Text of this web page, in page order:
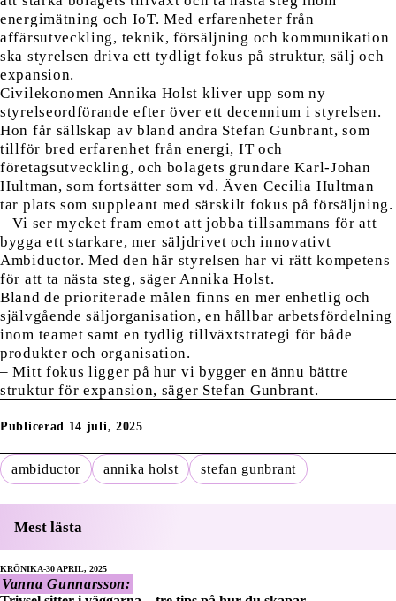
energimätning och IoT. Med erfarenheter från
affärsutveckling, teknik, försäljning och kommunikation
ska styrelsen driva ett tydligt fokus på struktur, sälj och
expansion.
Civilekonomen Annika Holst kliver upp som ny
styrelseordförande efter över ett decennium i styrelsen.
Hon får sällskap av bland andra Stefan Gunbrant, som
tillför bred erfarenhet från energi, IT och
företagsutveckling, och bolagets grundare Karl-Johan
Hultman, som fortsätter som vd. Även Cecilia Hultman
tar plats som suppleant med särskilt fokus på försäljning.
– Vi ser mycket fram emot att jobba tillsammans för att
bygga ett starkare, mer säljdrivet och innovativt
Ambiductor. Med den här styrelsen har vi rätt kompetens
för att ta nästa steg, säger Annika Holst.
Bland de prioriterade målen finns en mer enhetlig och
självgående säljorganisation, en hållbar arbetsfördelning
inom teamet samt en tydlig tillväxtstrategi för både
produkter och organisation.
– Mitt fokus ligger på hur vi bygger en ännu bättre
struktur för expansion, säger Stefan Gunbrant.
Publicerad 14 juli, 2025
ambiductor annika holst stefan gunbrant
Mest lästa
KRÖNIKA 30 APRIL, 2025
Vanna Gunnarsson: